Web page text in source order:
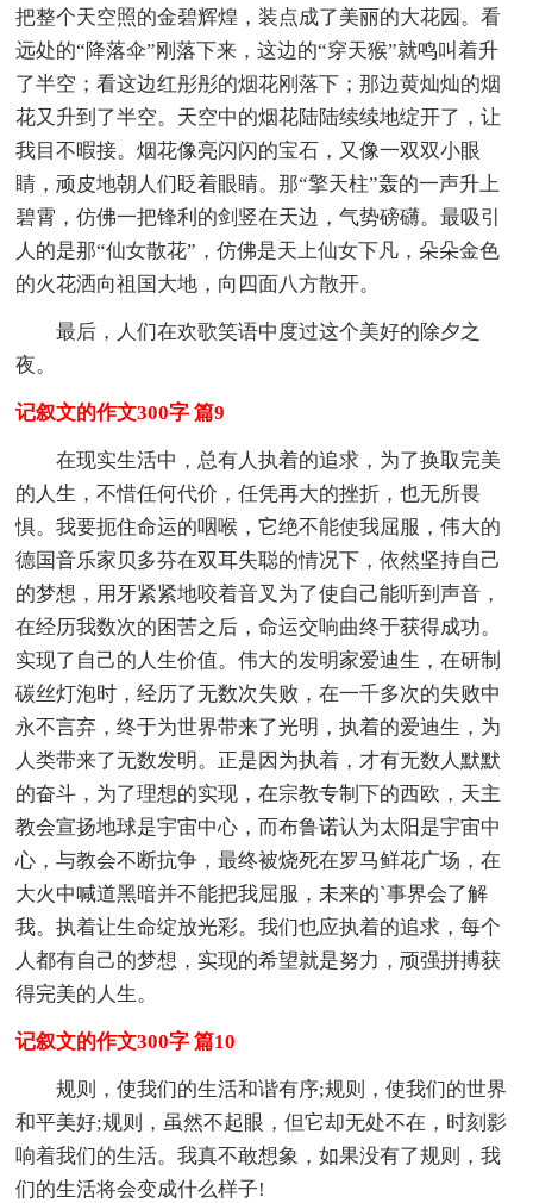
把整个天空照的金碧辉煌，装点成了美丽的大花园。看
远处的“降落伞”刚落下来，这边的“穿天猴”就鸣叫着升
了半空；看这边红彤彤的烟花刚落下；那边黄灿灿的烟
花又升到了半空。天空中的烟花陆陆续续地绽开了，让
我目不暇接。烟花像亮闪闪的宝石，又像一双双小眼
睛，顽皮地朝人们眨着眼睛。那“擎天柱”轰的一声升上
碧霄，仿佛一把锋利的剑竖在天边，气势磅礴。最吸引
人的是那“仙女散花”，仿佛是天上仙女下凡，朵朵金色
的火花洒向祖国大地，向四面八方散开。
最后，人们在欢歌笑语中度过这个美好的除夕之
夜。
记叙文的作文300字 篇9
在现实生活中，总有人执着的追求，为了换取完美
的人生，不惜任何代价，任凭再大的挫折，也无所畏
惧。我要扼住命运的咽喉，它绝不能使我屈服，伟大的
德国音乐家贝多芬在双耳失聪的情况下，依然坚持自己
的梦想，用牙紧紧地咬着音叉为了使自己能听到声音，
在经历我数次的困苦之后，命运交响曲终于获得成功。
实现了自己的人生价值。伟大的发明家爱迪生，在研制
碳丝灯泡时，经历了无数次失败，在一千多次的失败中
永不言弃，终于为世界带来了光明，执着的爱迪生，为
人类带来了无数发明。正是因为执着，才有无数人默默
的奋斗，为了理想的实现，在宗教专制下的西欧，天主
教会宣扬地球是宇宙中心，而布鲁诺认为太阳是宇宙中
心，与教会不断抗争，最终被烧死在罗马鲜花广场，在
大火中喊道黑暗并不能把我屈服，未来的`事界会了解
我。执着让生命绽放光彩。我们也应执着的追求，每个
人都有自己的梦想，实现的希望就是努力，顽强拼搏获
得完美的人生。
记叙文的作文300字 篇10
规则，使我们的生活和谐有序;规则，使我们的世界
和平美好;规则，虽然不起眼，但它却无处不在，时刻影
响着我们的生活。我真不敢想象，如果没有了规则，我
们的生活将会变成什么样子!